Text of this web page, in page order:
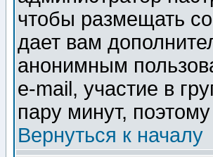
чтобы размещать
дает вам
анонимным
e-mail, участие в
пару минут,
Вернуться к началу